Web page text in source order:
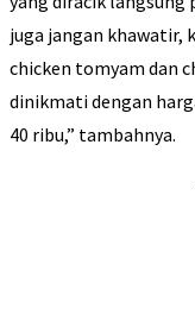
juga jangan khawatir,
chicken tomyam dan
dinikmati dengan
40 ribu,” tambahnya.